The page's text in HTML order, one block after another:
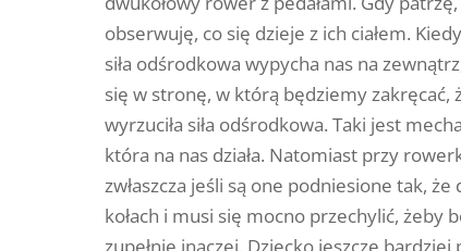
obserwuję, co się dzieje z ich ciałem.
siła odśrodkowa wypycha nas na
się w stronę, w którą będziemy zakręcać,
wyrzuciła siła odśrodkowa. Taki jest
która na nas działa. Natomiast przy
zwłaszcza jeśli są one podniesione tak,
kołach i musi się mocno przechylić, żeby
zupełnie inaczej. Dziecko jeszcze